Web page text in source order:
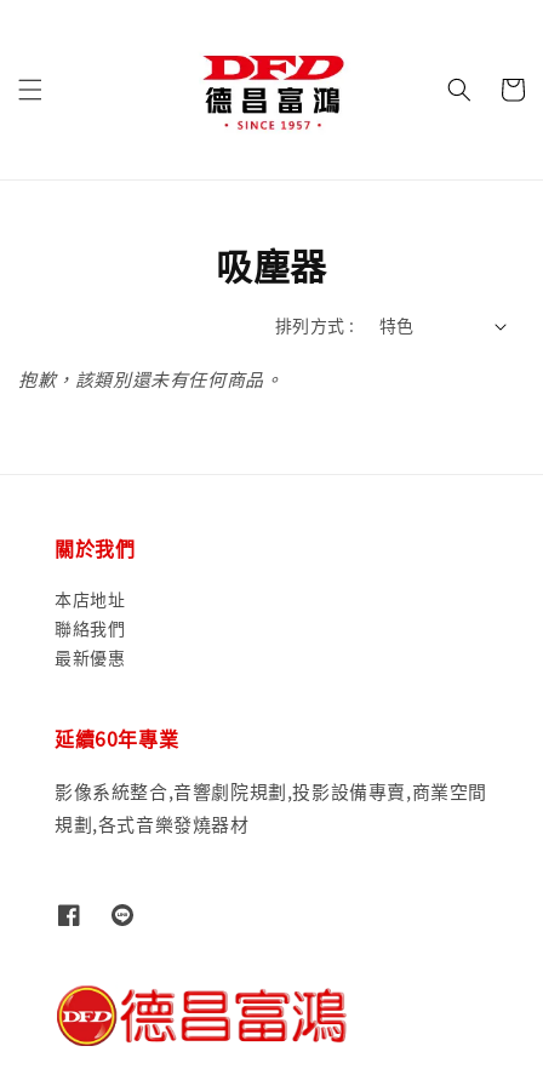
吸塵器
排列方式 :
抱歉，該類別還未有任何商品。
關於我們
本店地址
聯絡我們
最新優惠
延續60年專業
影像系統整合,音響劇院規劃,投影設備專賣,商業空間
規劃,各式音樂發燒器材